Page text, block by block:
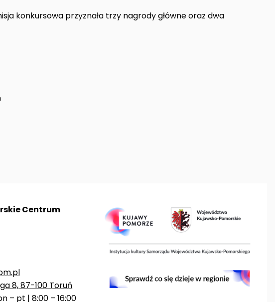
konkursowa przyznała trzy nagrody główne oraz dwa
Centrum
8, 87-100 Toruń
– pt | 8:00 – 16:00